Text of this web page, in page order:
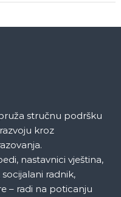
stručnu podršku
kroz
nastavnici vještina,
radnik,
– radi na poticanju